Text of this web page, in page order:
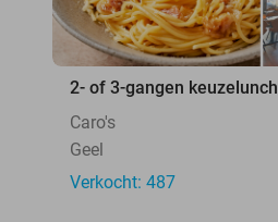
2- of 3-gangen
Caro's
Geel
Verkocht: 487